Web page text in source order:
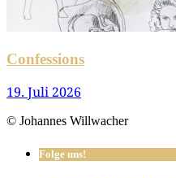
Confessions
19. Juli 2026
© Johannes Willwacher
Folge uns!